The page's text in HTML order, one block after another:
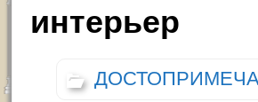
интерьер